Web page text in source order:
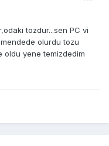
tozdur...sen PC vi
olurdu tozu
oldu yene temizdedim